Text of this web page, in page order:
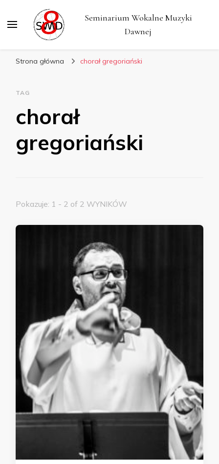
Seminarium Wokalne Muzyki
Dawnej
Strona główna chorał gregoriański
TAG
chorał
gregoriański
Pokazuje: 1 - 2 of 2 WYNIKÓW